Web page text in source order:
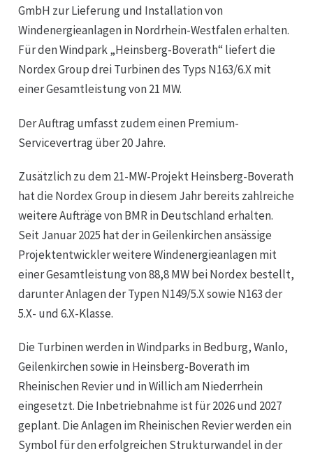
Unternehmen
Windenergie
Photovoltaik
Batteriespeicher
Wasserstoff
Quartiersentwicklung
Aktuelles
Kontakt
GmbH zur Lieferung und Installation von
Windenergieanlagen in Nordrhein-Westfalen erhalten.
Für den Windpark „Heinsberg-Boverath“ liefert die
Nordex Group drei Turbinen des Typs N163/6.X mit
einer Gesamtleistung von 21 MW.
Der Auftrag umfasst zudem einen Premium-
Servicevertrag über 20 Jahre.
Zusätzlich zu dem 21-MW-Projekt Heinsberg-Boverath
hat die Nordex Group in diesem Jahr bereits zahlreiche
weitere Aufträge von BMR in Deutschland erhalten.
Seit Januar 2025 hat der in Geilenkirchen ansässige
Projektentwickler weitere Windenergieanlagen mit
einer Gesamtleistung von 88,8 MW bei Nordex bestellt,
darunter Anlagen der Typen N149/5.X sowie N163 der
5.X- und 6.X-Klasse.
Die Turbinen werden in Windparks in Bedburg, Wanlo,
Geilenkirchen sowie in Heinsberg-Boverath im
Rheinischen Revier und in Willich am Niederrhein
eingesetzt. Die Inbetriebnahme ist für 2026 und 2027
geplant. Die Anlagen im Rheinischen Revier werden ein
Symbol für den erfolgreichen Strukturwandel in der